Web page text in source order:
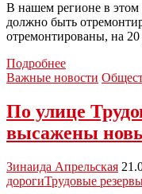
В нашем регионе в
должно быть
отремонтированы, на
ПодробнееВ
Тульской
ремонт
дорог
по
должен
завершиться
Важные новости
По улице
высажены
Зинаида Апрельская
дорогиТрудовые